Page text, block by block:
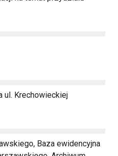
ul. Krechowieckiej
Baza ewidencyjna